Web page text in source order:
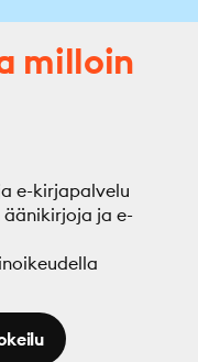
milloin
e-kirjapalvelu
äänikirjoja ja e-